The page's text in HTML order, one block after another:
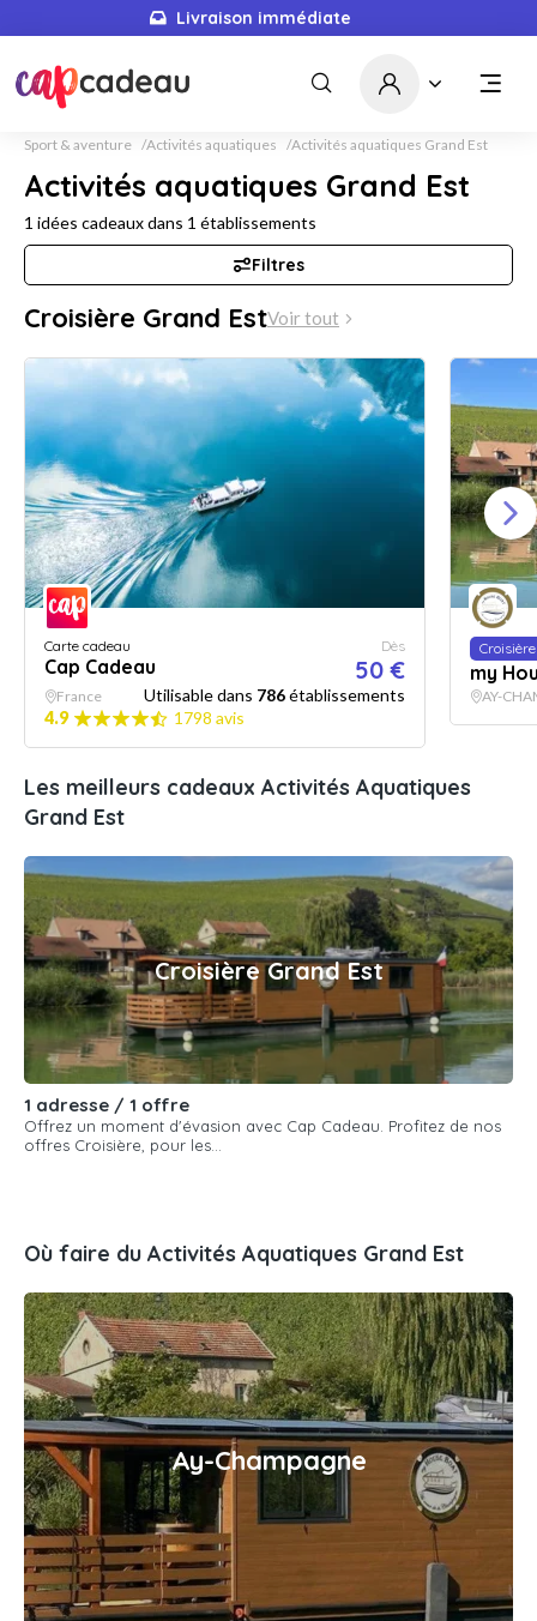
Livraison immédiate
Sport & aventure Activités aquatiques Activités aquatiques Grand Est
Activités aquatiques Grand Est
1 idées cadeaux dans 1 établissements
Filtres
Croisière Grand EstVoir tout
Carte cadeau
Cap Cadeau
Dès
50 €
France Utilisable dans 786établissements
4.9
1798 avis
Croisière
my
AY-
Les meilleurs cadeaux Activités Aquatiques
Grand Est
Croisière Grand Est
1 adresse / 1 offre
Offrez un moment d'évasion avec Cap Cadeau. Profitez de nos
offres Croisière, pour les...
Où faire du Activités Aquatiques Grand Est
Ay-Champagne